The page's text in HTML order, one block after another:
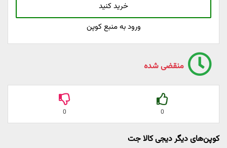
خرید کنید
ورود به منبع کوپن
منقضی شده
0
0
کوپن‌های دیگر دیجی کالا جت